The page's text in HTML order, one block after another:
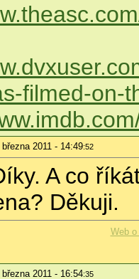
filmed-on-
2011 - 14:49:52
A co
Děkuji.
Web o
2011 - 16:54:35